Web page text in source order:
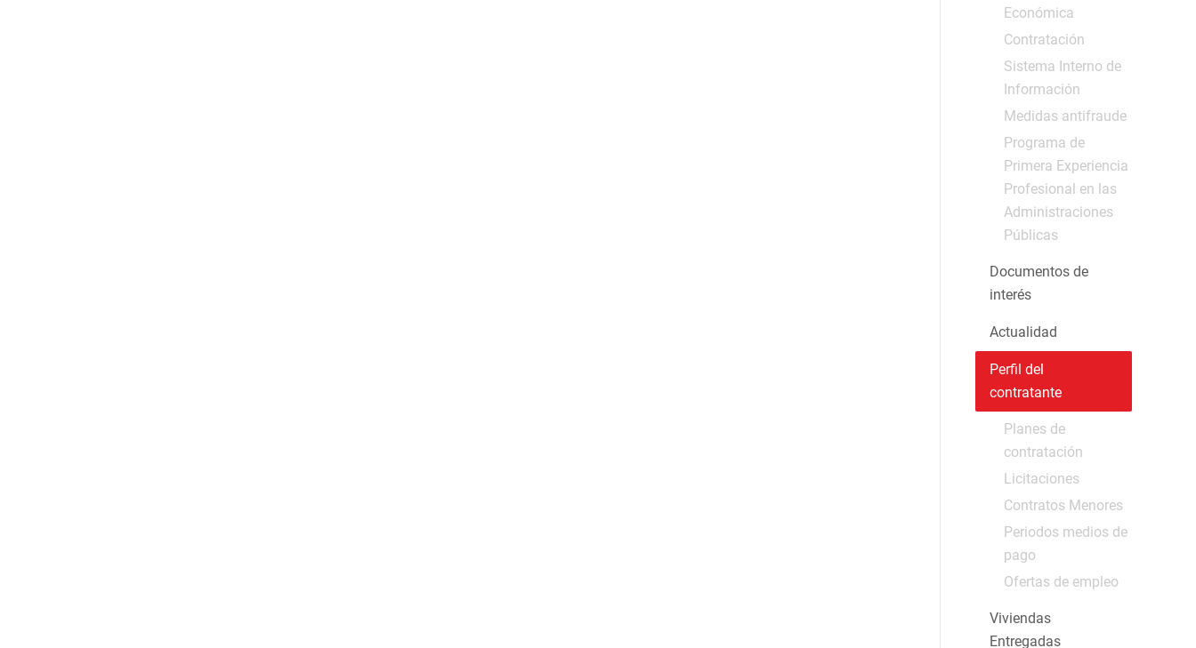
Económica
Contratación
Sistema Interno de
Información
Medidas antifraude
Programa de
Primera Experiencia
Profesional en las
Administraciones
Públicas
Documentos de
interés
Actualidad
Perfil del
contratante
Planes de
contratación
Licitaciones
Contratos Menores
Periodos medios de
pago
Ofertas de empleo
Viviendas
Entregadas